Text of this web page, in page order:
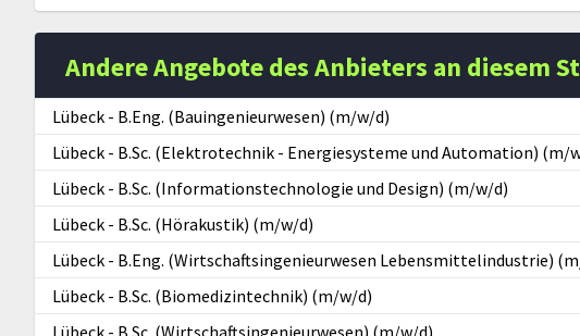
Andere Angebote des Anbieters an diesem
Lübeck - B.Eng. (Bauingenieurwesen) (m/w/d)
Lübeck - B.Sc. (Elektrotechnik - Energiesysteme und Automation) (m/
Lübeck - B.Sc. (Informationstechnologie und Design) (m/w/d)
Lübeck - B.Sc. (Hörakustik) (m/w/d)
Lübeck - B.Eng. (Wirtschaftsingenieurwesen Lebensmittelindustrie)
Lübeck - B.Sc. (Biomedizintechnik) (m/w/d)